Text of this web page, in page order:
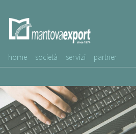
home società servizi partner
AZIENDE CLIENTI
NEWS
VIDEO